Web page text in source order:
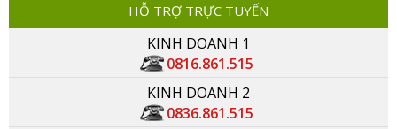
HỖ TRỢ TRỰC TUYẾN
KINH DOANH 1
0816.861.515
KINH DOANH 2
0836.861.515